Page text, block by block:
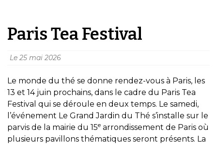
Paris Tea Festival
Le 25 mai 2026
Le monde du thé se donne rendez-vous à Paris, les
13 et 14 juin prochains, dans le cadre du Paris Tea
Festival qui se déroule en deux temps. Le samedi,
l’événement Le Grand Jardin du Thé s’installe sur le
parvis de la mairie du 15e arrondissement de Paris où
plusieurs pavillons thématiques seront présents. La